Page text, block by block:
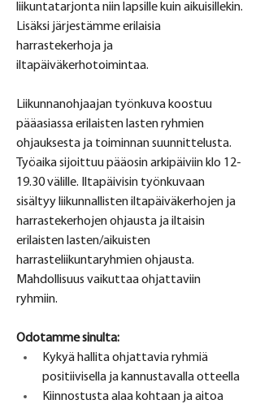
liikuntatarjonta niin lapsille kuin aikuisillekin.
Lisäksi järjestämme erilaisia
harrastekerhoja ja
iltapäiväkerhotoimintaa.
Liikunnanohjaajan työnkuva koostuu
pääasiassa erilaisten lasten ryhmien
ohjauksesta ja toiminnan suunnittelusta.
Työaika sijoittuu pääosin arkipäiviin klo 12-
19.30 välille. Iltapäivisin työnkuvaan
sisältyy liikunnallisten iltapäiväkerhojen ja
harrastekerhojen ohjausta ja iltaisin
erilaisten lasten/aikuisten
harrasteliikuntaryhmien ohjausta.
Mahdollisuus vaikuttaa ohjattaviin
ryhmiin.
Odotamme sinulta:
Kykyä hallita ohjattavia ryhmiä
positiivisella ja kannustavalla otteella
Kiinnostusta alaa kohtaan ja aitoa